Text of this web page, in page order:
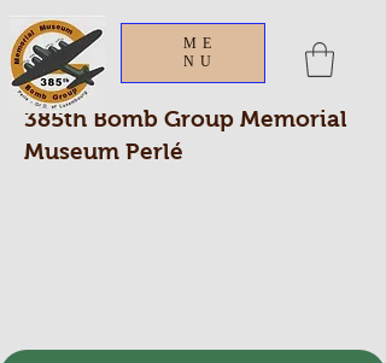
ME
NU
385th Bomb Group Memorial
Museum Perlé